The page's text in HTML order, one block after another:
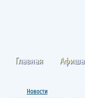
Главная Афиша
Новости